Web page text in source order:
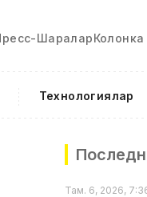
Шаралар
Технологиялар
Там. 6, 2026,